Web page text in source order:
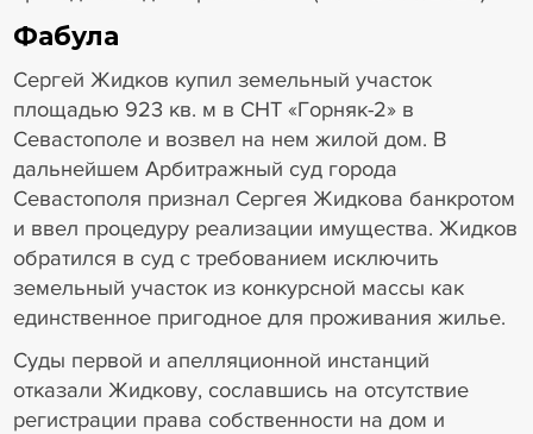
Фабула
Сергей Жидков купил земельный участок
площадью 923 кв. м в СНТ «Горняк-2» в
Севастополе и возвел на нем жилой дом. В
дальнейшем Арбитражный суд города
Севастополя признал Сергея Жидкова банкротом
и ввел процедуру реализации имущества. Жидков
обратился в суд с требованием исключить
земельный участок из конкурсной массы как
единственное пригодное для проживания жилье.
Суды первой и апелляционной инстанций
отказали Жидкову, сославшись на отсутствие
регистрации права собственности на дом и